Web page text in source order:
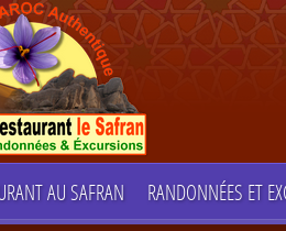
AU SAFRAN RANDONNÉES ET